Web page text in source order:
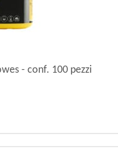
- conf. 100 pezzi